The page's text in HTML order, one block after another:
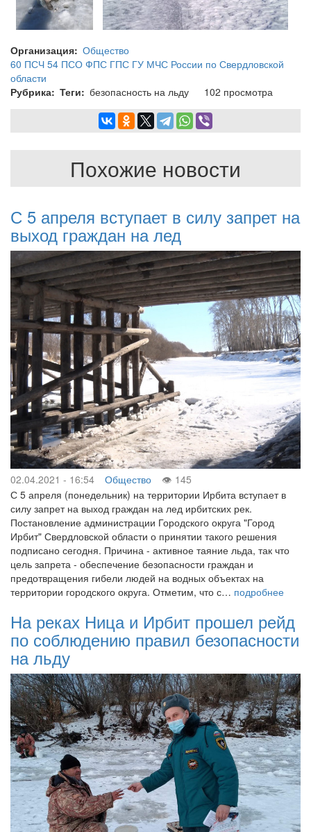
Организация
60 ПСЧ 54 ПСО ФПС ГПС ГУ МЧС России по Свердловской
области
Рубрика
Общество
Теги безопасность на льду 102 просмотра
Похожие новости
С 5 апреля вступает в силу запрет на
выход граждан на лед
02.04.2021 - 16:54 Общество
145
С 5 апреля (понедельник) на территории Ирбита вступает в
силу запрет на выход граждан на лед ирбитских рек.
Постановление администрации Городского округа "Город
Ирбит" Свердловской области о принятии такого решения
подписано сегодня. Причина - активное таяние льда, так что
цель запрета - обеспечение безопасности граждан и
предотвращения гибели людей на водных объектах на
территории городского округа. Отметим, что с… подробнее
На реках Ница и Ирбит прошел рейд
по соблюдению правил безопасности
на льду